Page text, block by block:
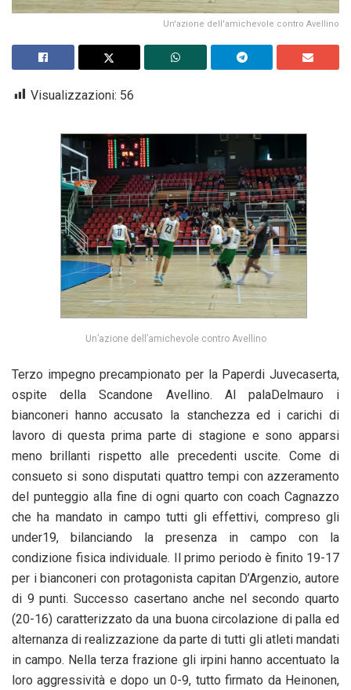
Un'azione dell'amichevole contro Avellino
Visualizzazioni: 56
Un’azione dell’amichevole contro Avellino
Terzo impegno precampionato per la Paperdi Juvecaserta,
ospite della Scandone Avellino. Al palaDelmauro i
bianconeri hanno accusato la stanchezza ed i carichi di
lavoro di questa prima parte di stagione e sono apparsi
meno brillanti rispetto alle precedenti uscite. Come di
consueto si sono disputati quattro tempi con azzeramento
del punteggio alla fine di ogni quarto con coach Cagnazzo
che ha mandato in campo tutti gli effettivi, compreso gli
under19, bilanciando la presenza in campo con la
condizione fisica individuale. Il primo periodo è finito 19-17
per i bianconeri con protagonista capitan D’Argenzio, autore
di 9 punti. Successo casertano anche nel secondo quarto
(20-16) caratterizzato da una buona circolazione di palla ed
alternanza di realizzazione da parte di tutti gli atleti mandati
in campo. Nella terza frazione gli irpini hanno accentuato la
loro aggressività e dopo un 0-9, tutto firmato da Heinonen,